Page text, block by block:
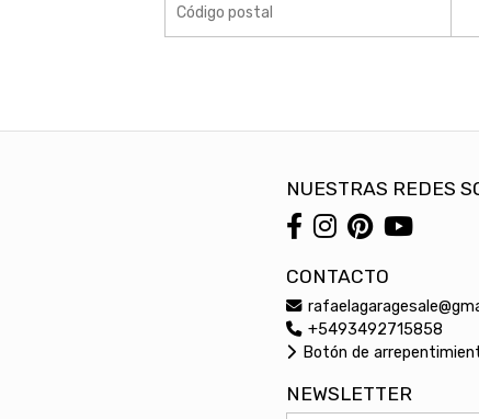
NUESTRAS REDES
CONTACTO
+5493492715858
Botón de
NEWSLETTER